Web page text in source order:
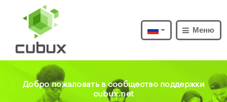
Меню
Добро пожаловать в сообщество поддержки
cubux.net